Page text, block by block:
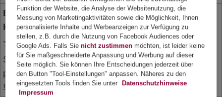
Bewertung Leistungsabrechnung
Krankenversicherung vom 23. Juni 2015
Super Service, die Erstattung kommt schnell und
problemlos, ich hatte noch nie Probleme, weiter so
!
Funktion der Website, die Analyse der Websitenutzung, die
Messung von Marketingaktivitäten sowie die Möglichkeit, Ihnen
personalisierte Inhalte und Werbeanzeigen zur Verfügung zu
stellen, z.B. durch die Nutzung von Facebook Audiences oder
Google Ads. Falls Sienicht zustimmen möchten, ist leider keine
für Sie maßgeschneiderte Anpassung und Werbung auf dieser
Seite möglich. Sie können Ihre Entscheidungen jederzeit über
den Button "Tool-Einstellungen" anpassen. Näheres zu den
eingesetzten Tools finden Sie unter
Datenschutzhinweise
Impressum